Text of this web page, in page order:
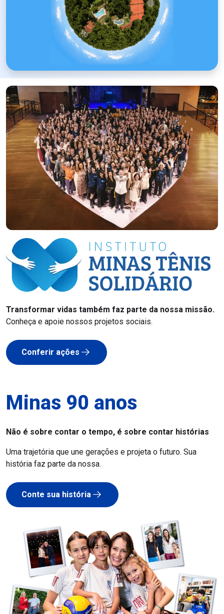
Transformar vidas também faz parte da nossa missão.
Conheça e apoie nossos projetos sociais.
Conferir ações
Minas 90 anos
Não é sobre contar o tempo, é sobre contar histórias
Uma trajetória que une gerações e projeta o futuro. Sua
história faz parte da nossa.
Conte sua história